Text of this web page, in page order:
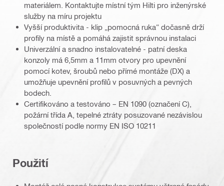
materiálem. Kontaktujte místní tým Hilti pro inženýrské
služby na míru projektu
Vyšší produktivita - klip „pomocná ruka“ dočasně drží
profily na místě a pomáhá zajistit správnou instalaci
Univerzální a snadno instalovatelné - patní deska
konzoly má 6,5mm a 11mm otvory pro upevnění
pomocí kotev, šroubů nebo přímé montáže (DX) a
umožňuje upevnění profilů v posuvných a pevných
bodech.
Certifikováno a testováno – EN 1090 (označení C),
požární třída A, tepelné ztráty posuzované nezávislou
společností podle normy EN ISO 10211
Použití